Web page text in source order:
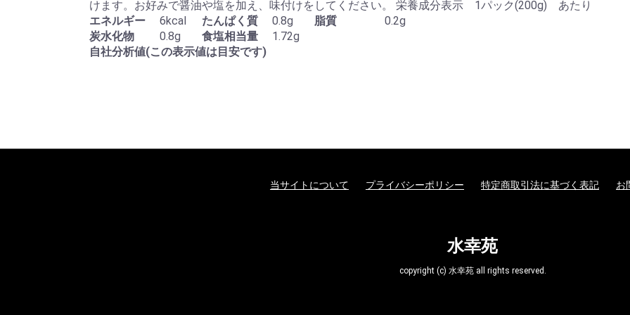
けます。お好みで醤油や塩を加え、味付けをしてください。 栄養成分表示 1パック(200g) あたり
エネルギー
6kcal たんぱく質 0.8g 脂質
0.2g
炭水化物
0.8g 食塩相当量
1.72g
自社分析値(この表示値は目安です)
当サイトについて プライバシーポリシー 特定商取引法に基づく表記 お
水幸苑
copyright (c) 水幸苑 all rights reserved.